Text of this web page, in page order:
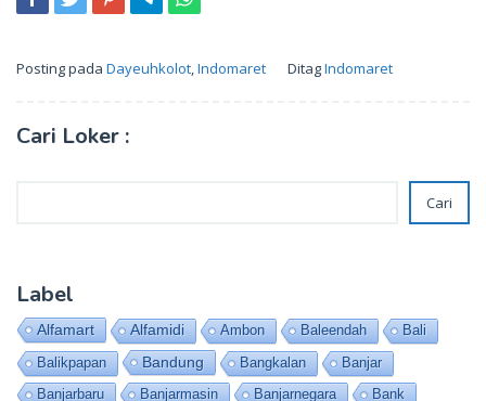
Posting pada Dayeuhkolot,Indomaret DitagIndomaret
Cari Loker :
Cari
Label
Alfamart Alfamidi Ambon Baleendah
Bali
Balikpapan
Bandung Bangkalan
Banjar
Banjarbaru
Banjarmasin Banjarnegara Bank